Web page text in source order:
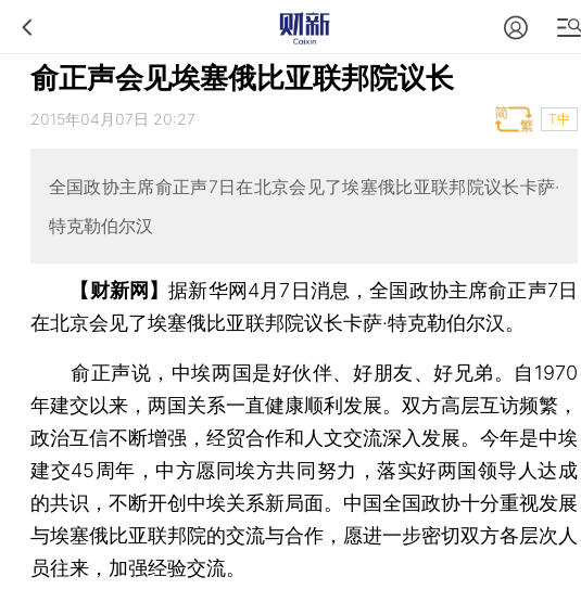
俞正声会见埃塞俄比亚联邦院议长
2015年04月07日 20:27 T中
全国政协主席俞正声7日在北京会见了埃塞俄比亚联邦院议长卡萨·
特克勒伯尔汉
【财新网】据新华网4月7日消息，全国政协主席俞正声7日
在北京会见了埃塞俄比亚联邦院议长卡萨·特克勒伯尔汉。
俞正声说，中埃两国是好伙伴、好朋友、好兄弟。自1970
年建交以来，两国关系一直健康顺利发展。双方高层互访频繁，
政治互信不断增强，经贸合作和人文交流深入发展。今年是中埃
建交45周年，中方愿同埃方共同努力，落实好两国领导人达成
的共识，不断开创中埃关系新局面。中国全国政协十分重视发展
与埃塞俄比亚联邦院的交流与合作，愿进一步密切双方各层次人
员往来，加强经验交流。